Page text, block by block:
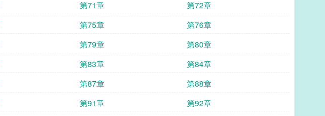
第71章
第72章
第75章
第76章
第79章
第80章
第83章
第84章
第87章
第88章
第91章
第92章